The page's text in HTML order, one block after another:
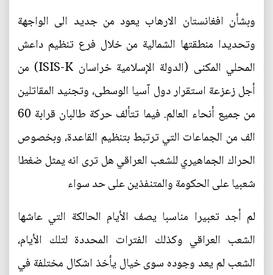
وبشأن افغانستان الارهاب يعود من جديد الى الواجهة
وتحديدا منطقتها الشمالية من خلال فرع تنظيم داعش
المحلي المكنى (الدولة الإسلامية خراسان ISIS-K) من
أجل زعزعة استقرار دول آسيا الوسطى، وتجنيد المقاتلين
من جميع أنحاء العالم. فيما تتألف حركة طالبان قرابة 60
الف من الجماعات التي ترتبط بتنظيم القاعدة، وبخصوص
الحراك الجماهيري للشعب العراقي هل ترى انه يمثل ضغطا
شعبيا على الحكومة والمتنفذين على حد سواء
لم أجد تعبيرا مناسبا يصف الأيام الحالكة التي عاشها
الشعب العراقي وكذلك الفترات المحددة لتلك الأيام،
الشعب لم يعد وجوده سوى خيال يأخذ اشكال مختلفة في